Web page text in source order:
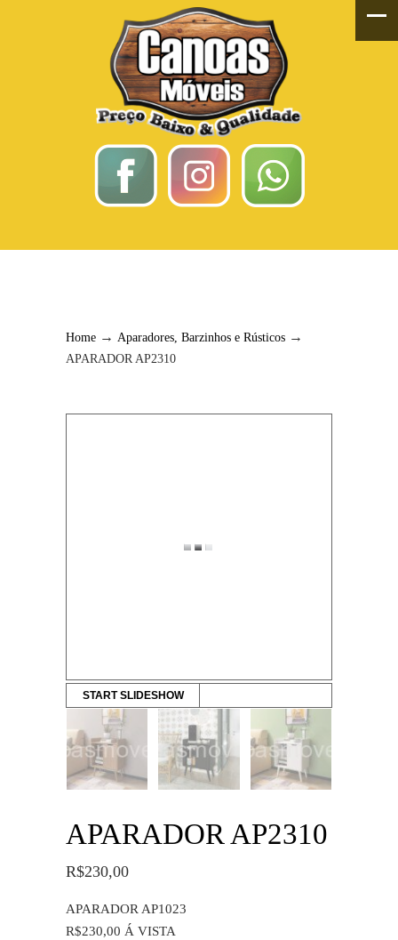
Home → Aparadores, Barzinhos e Rústicos →
APARADOR AP2310
START SLIDESHOW
APARADOR AP2310
R$230,00
APARADOR AP1023
R$230,00 Á VISTA